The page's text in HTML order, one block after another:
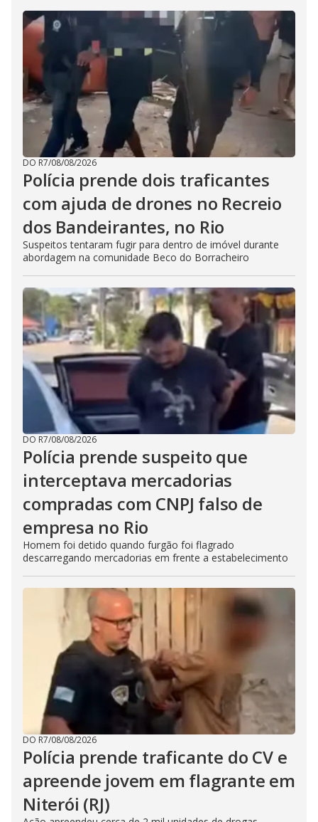
DO R7/08/08/2026
Polícia prende dois traficantes
com ajuda de drones no Recreio
dos Bandeirantes, no Rio
Suspeitos tentaram fugir para dentro de imóvel durante
abordagem na comunidade Beco do Borracheiro
DO R7/08/08/2026
Polícia prende suspeito que
interceptava mercadorias
compradas com CNPJ falso de
empresa no Rio
Homem foi detido quando furgão foi flagrado
descarregando mercadorias em frente a estabelecimento
DO R7/08/08/2026
Polícia prende traficante do CV e
apreende jovem em flagrante em
Niterói (RJ)